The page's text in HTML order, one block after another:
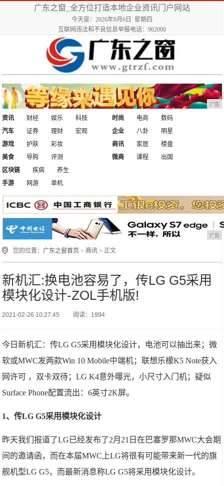
广东之窗_全方位打造本地企业资讯门户网站
今天是：2026年8月6日 星期四
互联网违法和不良信息举报电话：962000
广告
资讯 财经 娱乐
科技
汽车
证券 理财 宏观
时尚 电商
数码
企业
八卦
明星
游戏
护肤
彩妆
美食
导购 评测
商讯 家居
楼盘
微商
课程
出国
区块链
疾病
养生
手游
网游 单机
广告
您的位置： 广东之窗首页 > 商讯 > 正文
新机汇:换电池容易了，传LG G5采用
模块化设计-ZOL手机版!
2021-02-26 10:27:45 阅读：1994
今日新机汇：传LG G5采用模块化设计，电池可以抽出来；微
软或MWC发两款Win 10 Mobile中端机；联想乐檬K5 Note获入
网许可 ，双卡双待；LG K4意外曝光，小尺寸入门机；疑似
Surface Phone配置流出：6英寸2K屏。
1、传LG G5采用模块化设计
昨天我们报道了LG已经发布了2月21日在巴塞罗那MWC大会期
间的邀请函，而在本届MWC上LG将很有可能带来新一代的旗
舰机型LG G5，而最新消息称LG G5将采用模块化设计。